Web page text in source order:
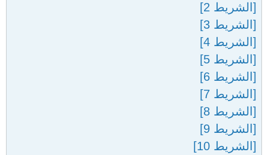
[الشريط 2]
[الشريط 3]
[الشريط 4]
[الشريط 5]
[الشريط 6]
[الشريط 7]
[الشريط 8]
[الشريط 9]
[الشريط 10]